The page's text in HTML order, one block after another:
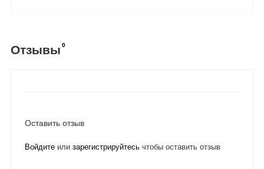
Отзывы 0
Оставить отзыв
Войдитеили зарегистрируйтесьчтобы оставить отзыв